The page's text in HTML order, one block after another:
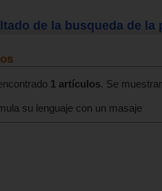
de la busqueda de
1 artículos. Se
su lenguaje con un masaje